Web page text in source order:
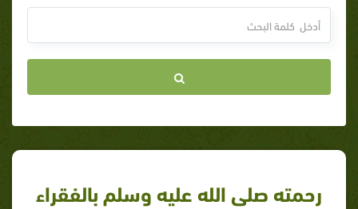
رحمته صلى الله عليه وسلم بالفقراء